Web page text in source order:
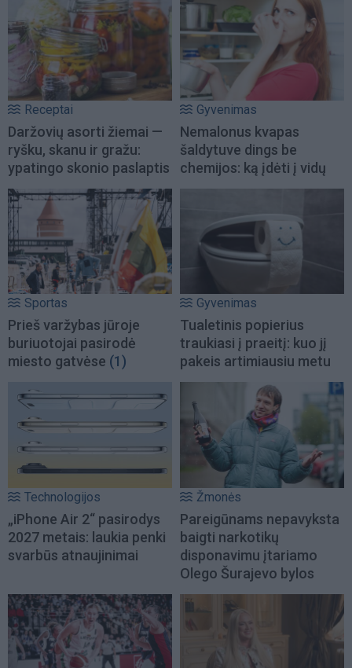
Receptai
Daržovių asorti žiemai —
ryšku, skanu ir gražu:
ypatingo skonio paslaptis
Gyvenimas
Nemalonus kvapas
šaldytuve dings be
chemijos: ką įdėti į vidų
Sportas
Prieš varžybas jūroje
buriuotojai pasirodė
miesto gatvėse (1)
Gyvenimas
Tualetinis popierius
traukiasi į praeitį: kuo jį
pakeis artimiausiu metu
Technologijos
„iPhone Air 2“ pasirodys
2027 metais: laukia penki
svarbūs atnaujinimai
Žmonės
Pareigūnams nepavyksta
baigti narkotikų
disponavimu įtariamo
Olego Šurajevo bylos